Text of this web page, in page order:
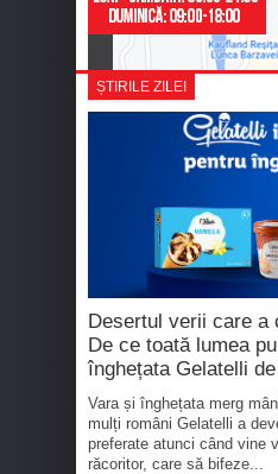
ȘTIRILE ZILEI
Desertul verii care a
De ce toată lumea
înghețata Gelatelli
Vara și înghețata merg
mulți români Gelatelli a
preferate atunci când vine
răcoritor, care să bifeze...